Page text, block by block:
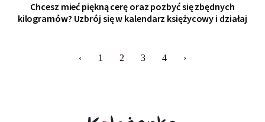
Chcesz mieć piękną cerę oraz pozbyć się zbędnych
kilogramów? Uzbrój się w kalendarz księżycowy i działaj
‹ 1 2 3 4 ›